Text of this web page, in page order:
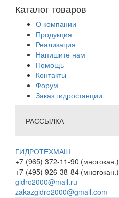
Каталог товаров
О компании
Продукция
Реализация
Напишите нам
Помощь
Контакты
Форум
Заказ гидростанции
РАССЫЛКА
ГИДРОТЕХМАШ
+7 (965) 372-11-90 (многокан.)
+7 (495) 926-38-84 (многокан.)
gidro2000@mail.ru
zakazgidro2000@gmail.com